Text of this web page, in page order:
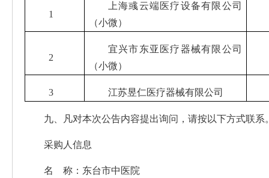
1
上海彧云端医疗设备有限公司
（小微）
2
宜兴市东亚医疗器械有限公司
（小微）
3 江苏昱仁医疗器械有限公司
九、凡对本次公告内容提出询问，请按以下方式联系
采购人信息
名 称：东台市中医院